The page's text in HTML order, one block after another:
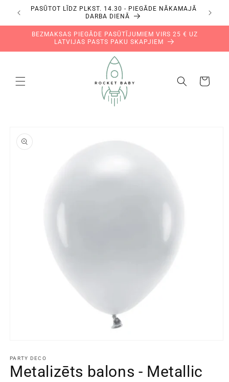
uz
PASŪTOT LĪDZ PLKST. 14.30 - PIEGĀDE NĀKAMAJĀ
DARBA DIENĀ
BEZMAKSAS PIEGĀDE PASŪTĪJUMIEM VIRS 25 € UZ
LATVIJAS PASTS PAKU SKAPJIEM
Grozs
produkta
informāciju
1
PARTY DECO
Metalizēts balons - Metallic